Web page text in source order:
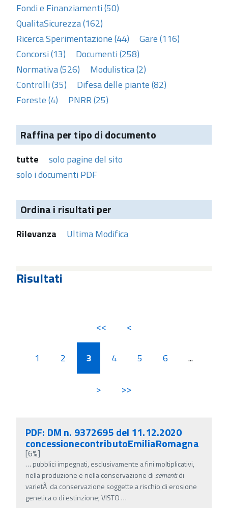
Fondi e Finanziamenti (50)
QualitaSicurezza (162)
Ricerca Sperimentazione (44)
Gare (116)
Concorsi (13)
Documenti (258)
Normativa (526)
Modulistica (2)
Controlli (35)
Difesa delle piante (82)
Foreste (4)
PNRR (25)
Raffina per tipo di documento
tutte
solo pagine del sito
solo i documenti PDF
Ordina i risultati per
Rilevanza Ultima Modifica
Risultati
<< <
1 2 3 4 5 6 ...
> >>
PDF: DM n. 9372695 del 11.12.2020
concessionecontributoEmiliaRomagna
[6%]
… pubblici impegnati, esclusivamente a fini moltiplicativi,
nella produzione e nella conservazione di sementidi
varietÃ da conservazione soggette a rischio di erosione
genetica o di estinzione; VISTO …